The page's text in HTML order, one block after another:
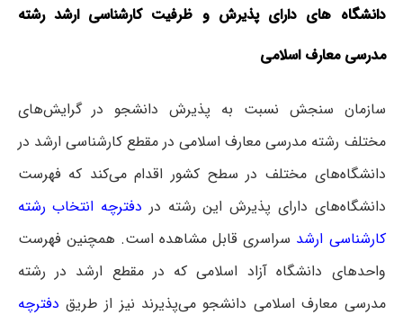
دانشگاه های دارای پذیرش و ظرفیت کارشناسی ارشد رشته
مدرسی معارف اسلامی
سازمان سنجش نسبت به پذیرش دانشجو در گرایش‌های
مختلف رشته مدرسی معارف اسلامی در مقطع کارشناسی ارشد در
دانشگاه‌های مختلف در سطح کشور اقدام می‌کند که فهرست
دانشگاه‌های دارای پذیرش این رشته در دفترچه انتخاب رشته
کارشناسی ارشد سراسریقابل مشاهده است. همچنین فهرست
واحدهای دانشگاه آزاد اسلامی که در مقطع ارشد در رشته
مدرسی معارف اسلامی دانشجو می‌پذیرند نیز از طریق دفترچه